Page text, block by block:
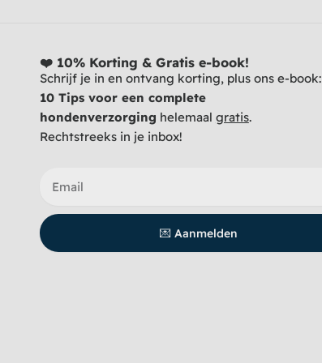
❤️ 10% Korting & Gratis e-book!
Schrijf je in en ontvang korting, plus ons e-book:
10 Tips voor een complete
hondenverzorging helemaal gratis.
Rechtstreeks in je inbox!
💌 Aanmelden